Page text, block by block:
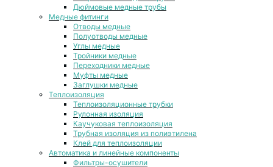
Дюймовые медные трубы
Медные фитинги
Отводы медные
Полуотводы медные
Углы медные
Тройники медные
Переходники медные
Муфты медные
Заглушки медные
Теплоизоляция
Теплоизоляционные трубки
Рулонная изоляция
Каучуковая теплоизоляция
Трубная изоляция из полиэтилена
Клей для теплоизоляции
Автоматика и линейные компоненты
Фильтры-осушители